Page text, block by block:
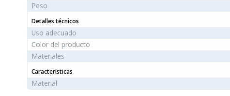
Peso
Detalles técnicos
Uso adecuado
Color del producto
Materiales
Características
Material